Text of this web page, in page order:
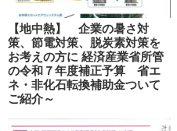
【地中熱】 企業の暑さ対
策、節電対策、脱炭素対策を
お考えの方に 経済産業省所管
の令和７年度補正予算 省エ
ネ・非化石転換補助金ついて
ご紹介～